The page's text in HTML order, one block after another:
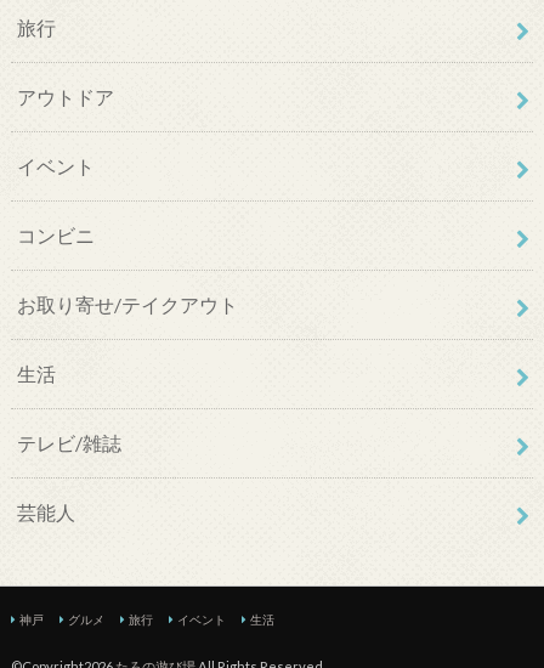
旅行
アウトドア
イベント
コンビニ
お取り寄せ/テイクアウト
生活
テレビ/雑誌
芸能人
神戸 グルメ 旅行 イベント 生活